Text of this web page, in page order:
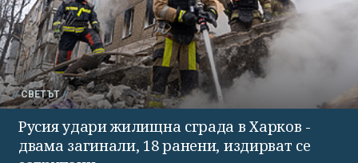
СВЕТЪТ
Русия удари жилищна сграда в Харков -
двама загинали, 18 ранени, издирват се